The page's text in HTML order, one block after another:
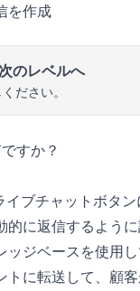
を作成
のレベルへ
ださい。
すか？
ブチャットボタ
に返信するよう
ッジベースを使用
に転送して、顧